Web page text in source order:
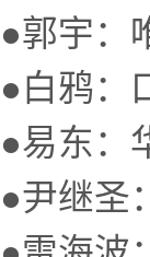
●郭宇：
●白鸦：
●易东：
●尹继圣